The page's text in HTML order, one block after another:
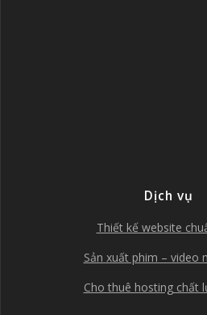
Dịch vụ
Thiết kế website
Sản xuất phim – video
Cho thuê hosting chất